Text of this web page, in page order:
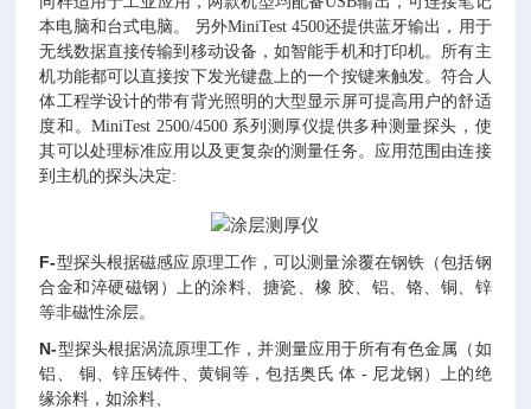
本电脑和台式电脑。 另外MiniTest 4500还提供蓝牙输出，用于
无线数据直接传输到移动设备，如智能手机和打印机。所有主
机功能都可以直接按下发光键盘上的一个按键来触发。符合人
体工程学设计的带有背光照明的大型显示屏可提高用户的舒适
度和。MiniTest 2500/4500 系列测厚仪提供多种测量探头，使
其可以处理标准应用以及更复杂的测量任务。应用范围由连接
到主机的探头决定:
F-型探头根据磁感应原理工作，可以测量涂覆在钢铁（包括钢
合金和淬硬磁钢）上的涂料、搪瓷、橡 胶、铝、铬、铜、锌
等非磁性涂层。
N-型探头根据涡流原理工作，并测量应用于所有有色金属（如
铝、 铜、锌压铸件、黄铜等，包括奥氏 体 - 尼龙钢）上的绝
缘涂料，如涂料、